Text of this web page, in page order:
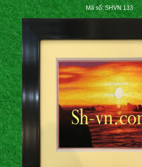
Mã số: SHVN 133